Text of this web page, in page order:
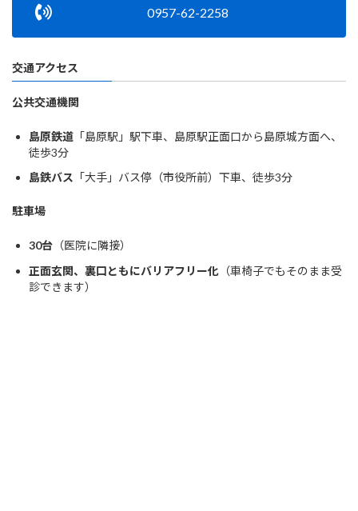
0957-62-2258
交通アクセス
公共交通機関
島原鉄道 「島原駅」駅下車、島原駅正面口から島原城方面へ、
徒歩3分
島鉄バス 「大手」バス停（市役所前）下車、徒歩3分
駐車場
30台 （医院に隣接）
正面玄関、裏口ともにバリアフリー化 （車椅子でもそのまま受
診できます）